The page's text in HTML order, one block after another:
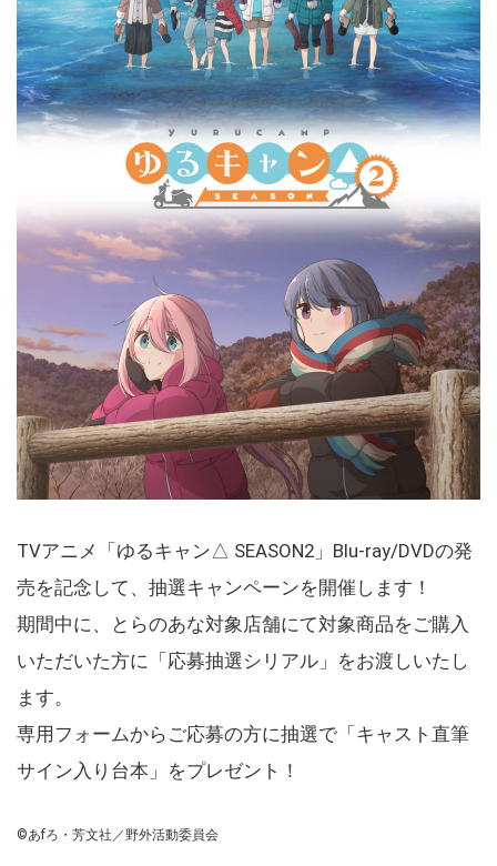
TVアニメ「ゆるキャン△ SEASON2」Blu-ray/DVDの発
売を記念して、抽選キャンペーンを開催します！
期間中に、とらのあな対象店舗にて対象商品をご購入
いただいた方に「応募抽選シリアル」をお渡しいたし
ます。
専用フォームからご応募の方に抽選で「キャスト直筆
サイン入り台本」をプレゼント！
©あfろ・芳文社／野外活動委員会